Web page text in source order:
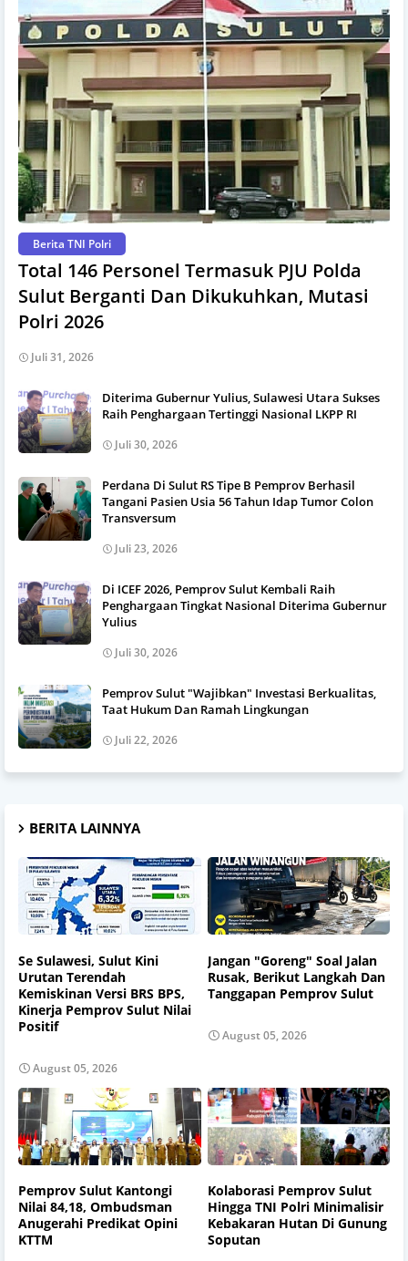
Berita TNI Polri
Total 146 Personel Termasuk PJU Polda
Sulut Berganti Dan Dikukuhkan, Mutasi
Polri 2026
Juli 31, 2026
Diterima Gubernur Yulius, Sulawesi Utara Sukses
Raih Penghargaan Tertinggi Nasional LKPP RI
Juli 30, 2026
Perdana Di Sulut RS Tipe B Pemprov Berhasil
Tangani Pasien Usia 56 Tahun Idap Tumor Colon
Transversum
Juli 23, 2026
Di ICEF 2026, Pemprov Sulut Kembali Raih
Penghargaan Tingkat Nasional Diterima Gubernur
Yulius
Juli 30, 2026
Pemprov Sulut "Wajibkan" Investasi Berkualitas,
Taat Hukum Dan Ramah Lingkungan
Juli 22, 2026
BERITA LAINNYA
Se Sulawesi, Sulut Kini
Urutan Terendah
Kemiskinan Versi BRS BPS,
Kinerja Pemprov Sulut Nilai
Positif
August 05, 2026
Jangan "Goreng" Soal Jalan
Rusak, Berikut Langkah Dan
Tanggapan Pemprov Sulut
August 05, 2026
Pemprov Sulut Kantongi
Nilai 84,18, Ombudsman
Anugerahi Predikat Opini
KTTM
Kolaborasi Pemprov Sulut
Hingga TNI Polri Minimalisir
Kebakaran Hutan Di Gunung
Soputan